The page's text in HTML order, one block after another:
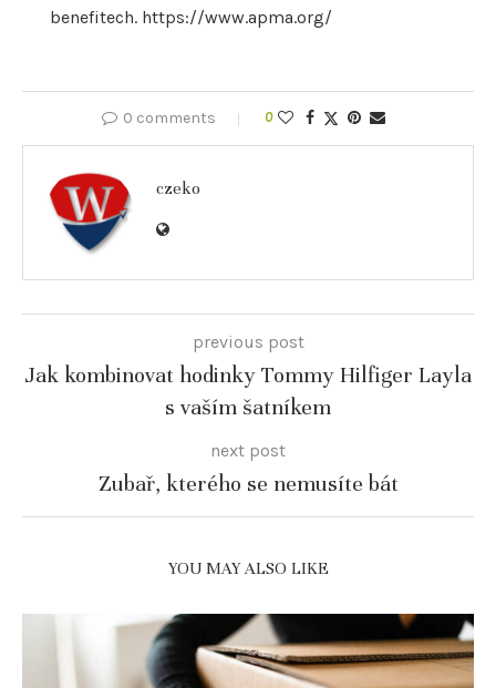
benefitech. https://www.apma.org/
0 comments 0
czeko
previous post
Jak kombinovat hodinky Tommy Hilfiger Layla
s vaším šatníkem
next post
Zubař, kterého se nemusíte bát
YOU MAY ALSO LIKE